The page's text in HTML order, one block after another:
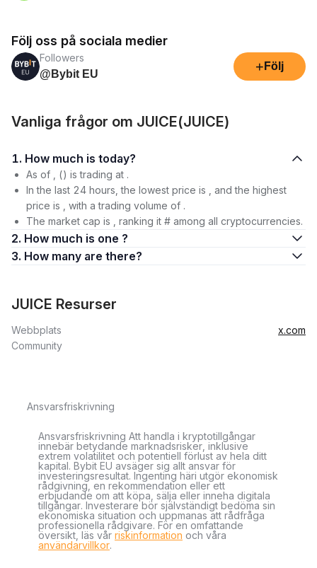
Följ oss på sociala medier
Followers
@Bybit EU
+ Följ
Vanliga frågor om JUICE(JUICE)
1. How much is today?
As of , () is trading at .
In the last 24 hours, the lowest price is , and the highest
price is , with a trading volume of .
The market cap is , ranking it # among all cryptocurrencies.
2. How much is one ?
3. How many are there?
JUICE Resurser
Webbplats
x.com
Community
Ansvarsfriskrivning
Ansvarsfriskrivning Att handla i kryptotillgångar
innebär betydande marknadsrisker, inklusive
extrem volatilitet och potentiell förlust av hela ditt
kapital. Bybit EU avsäger sig allt ansvar för
investeringsresultat. Ingenting häri utgör ekonomisk
rådgivning, en rekommendation eller ett
erbjudande om att köpa, sälja eller inneha digitala
tillgångar. Investerare bör självständigt bedöma sin
ekonomiska situation och uppmanas att rådfråga
professionella rådgivare. För en omfattande
översikt, läs vår riskinformation och våra
användarvillkor.